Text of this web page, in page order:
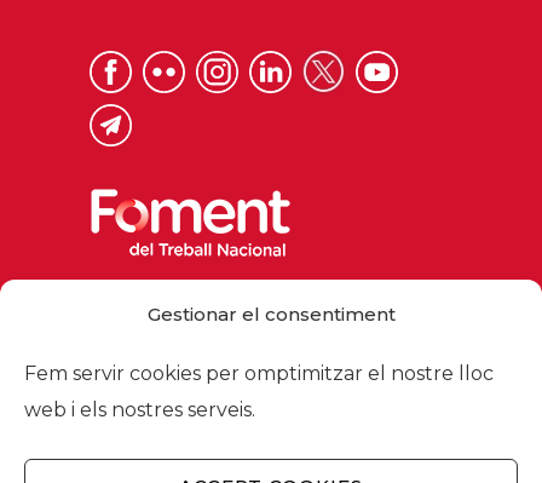
Gestionar el consentiment
Fem servir cookies per omptimitzar el nostre lloc
web i els nostres serveis.
foment@foment.com